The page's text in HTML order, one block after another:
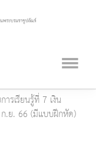
ารเรียนรู้ที่ 7 เงิน
ก.ย. 66 (มีแบบฝึกหัด)